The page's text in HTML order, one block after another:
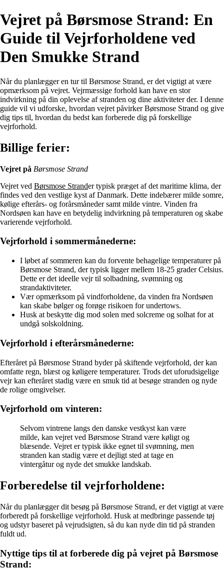
Vejret på Børsmose Strand: En
Guide til Vejrforholdene ved
Den Smukke Strand
Når du planlægger en tur til Børsmose Strand, er det vigtigt at være
opmærksom på vejret. Vejrmæssige forhold kan have en stor
indvirkning på din oplevelse af stranden og dine aktiviteter der. I denne
guide vil vi udforske, hvordan vejret påvirker Børsmose Strand og give
dig tips til, hvordan du bedst kan forberede dig på forskellige
vejrforhold.
Billige ferier:
Vejret på Børsmose Strand
Vejret ved Børsmose Strander typisk præget af det maritime klima, der
findes ved den vestlige kyst af Danmark. Dette indebærer milde somre,
kølige efterårs- og forårsmåneder samt milde vintre. Vinden fra
Nordsøen kan have en betydelig indvirkning på temperaturen og skabe
varierende vejrforhold.
Vejrforhold i sommermånederne:
I løbet af sommeren kan du forvente behagelige temperaturer på
Børsmose Strand, der typisk ligger mellem 18-25 grader Celsius.
Dette er det ideelle vejr til solbadning, svømning og
strandaktiviteter.
Vær opmærksom på vindforholdene, da vinden fra Nordsøen
kan skabe bølger og forøge risikoen for undertows.
Husk at beskytte dig mod solen med solcreme og solhat for at
undgå solskoldning.
Vejrforhold i efterårsmånederne:
Efteråret på Børsmose Strand byder på skiftende vejrforhold, der kan
omfatte regn, blæst og køligere temperaturer. Trods det uforudsigelige
vejr kan efteråret stadig være en smuk tid at besøge stranden og nyde
de rolige omgivelser.
Vejrforhold om vinteren:
Selvom vintrene langs den danske vestkyst kan være
milde, kan vejret ved Børsmose Strand være køligt og
blæsende. Vejret er typisk ikke egnet til svømning, men
stranden kan stadig være et dejligt sted at tage en
vintergåtur og nyde det smukke landskab.
Forberedelse til vejrforholdene:
Når du planlægger dit besøg på Børsmose Strand, er det vigtigt at være
forberedt på forskellige vejrforhold. Husk at medbringe passende tøj
og udstyr baseret på vejrudsigten, så du kan nyde din tid på stranden
fuldt ud.
Nyttige tips til at forberede dig på vejret på Børsmose
Strand: